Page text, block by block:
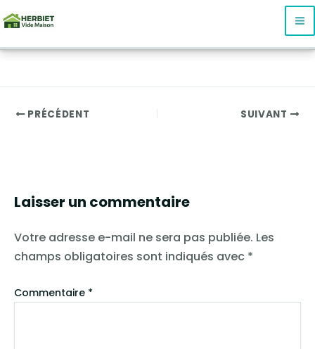
au
contenu
PRÉCÉDENT SUIVANT
Laisser un commentaire
Votre adresse e-mail ne sera pas publiée. Les
champs obligatoires sont indiqués avec *
Commentaire *